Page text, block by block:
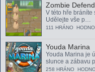
Zombie
V této hře bráníte
Udělejte vše p…
111 HRÁNO
Youda Marina
Youda Marina je
slunce a zábavu
258 HRÁNO